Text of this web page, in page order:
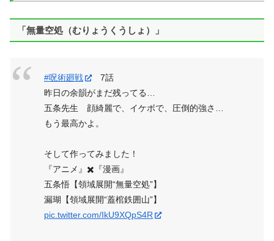
「無量空処（むりょうくうしょ）」
#呪術廻戦
7話
昨日の余韻がまだ残ってる…
五条先生 顔綺麗で、イケボで、圧倒的強さ…
もう最高かよ。
そして作ってみました！
『アニメ』✖️『漫画』
五条悟【領域展開“無量空処”】
漏瑚【領域展開“蓋棺鉄囲山”】
pic.twitter.com/IkU9XQpS4R